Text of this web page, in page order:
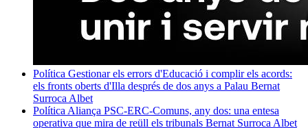
Política Gestionar els errors d'Educació i complir els acords:
els fronts oberts d'Illa després de dos anys a Palau Bernat
Surroca Albet
Política Aliança PSC-ERC-Comuns, any dos: una entesa
operativa que mira de reüll els tribunals Bernat Surroca Albet